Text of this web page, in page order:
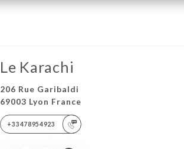
Le Karachi
206 Rue Garibaldi
69003 Lyon France
+33478954923